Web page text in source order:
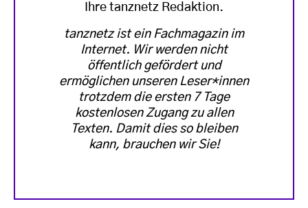
Ihre tanznetz Redaktion.
tanznetz ist ein Fachmagazin im
Internet. Wir werden nicht
öffentlich gefördert und
ermöglichen unseren Leser*innen
trotzdem die ersten 7 Tage
kostenlosen Zugang zu allen
Texten. Damit dies so bleiben
kann, brauchen wir Sie!